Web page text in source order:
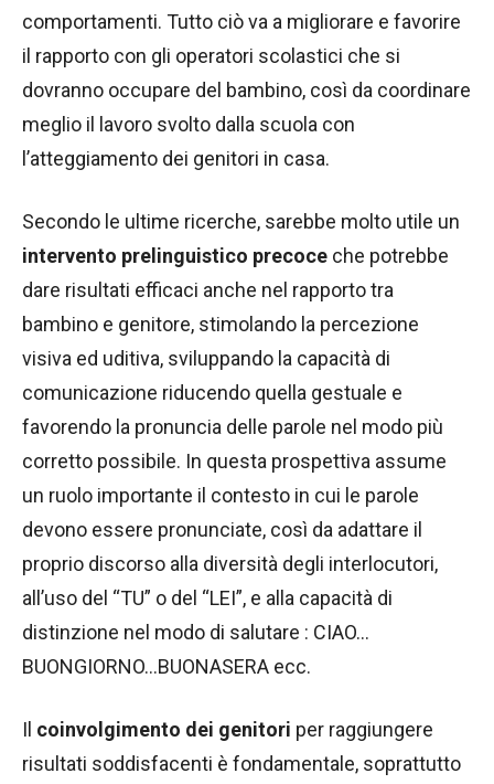
comportamenti. Tutto ciò va a migliorare e favorire
il rapporto con gli operatori scolastici che si
dovranno occupare del bambino, così da coordinare
meglio il lavoro svolto dalla scuola con
l’atteggiamento dei genitori in casa.
Secondo le ultime ricerche, sarebbe molto utile un
intervento prelinguistico precoce che potrebbe
dare risultati efficaci anche nel rapporto tra
bambino e genitore, stimolando la percezione
visiva ed uditiva, sviluppando la capacità di
comunicazione riducendo quella gestuale e
favorendo la pronuncia delle parole nel modo più
corretto possibile. In questa prospettiva assume
un ruolo importante il contesto in cui le parole
devono essere pronunciate, così da adattare il
proprio discorso alla diversità degli interlocutori,
all’uso del “TU” o del “LEI”, e alla capacità di
distinzione nel modo di salutare : CIAO…
BUONGIORNO…BUONASERA ecc.
Il coinvolgimento dei genitori per raggiungere
risultati soddisfacenti è fondamentale, soprattutto